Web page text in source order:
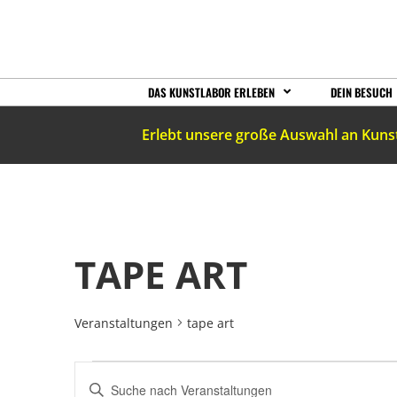
DAS KUNSTLABOR ERLEBEN DEIN BESUCH
Erlebt unsere große Auswahl an
TAPE ART
Veranstaltungen tape art
VERANSTALTUNGEN
Bitte
Schlüsselwort